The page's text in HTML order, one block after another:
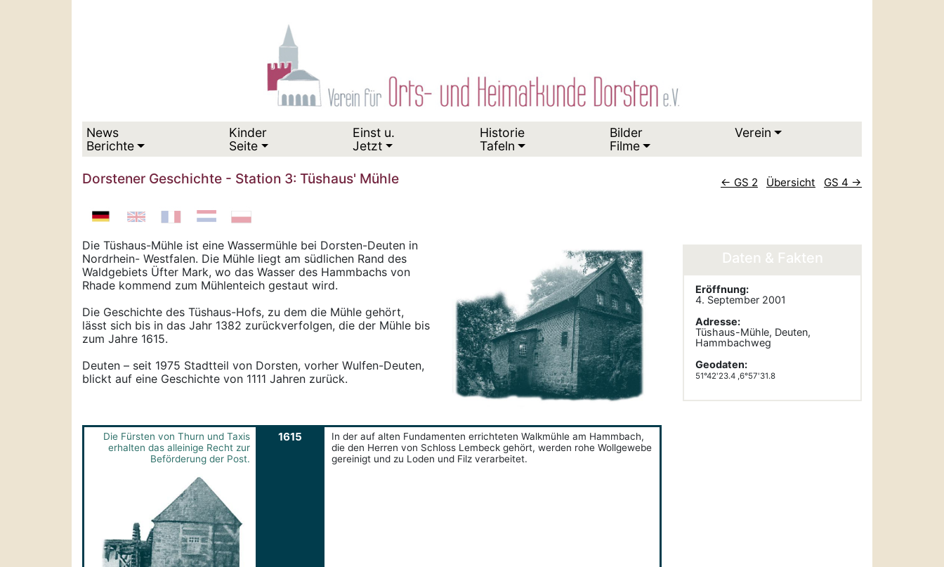
News
Berichte
Kinder
Seite
Einst u.
Jetzt
Historie
Tafeln
Bilder
Filme
Verein
Dorstener Geschichte - Station 3: Tüshaus' Mühle ← GS 2 Übersicht GS 4 →
Die Tüshaus-Mühle ist eine Wassermühle bei Dorsten-Deuten in
Nordrhein- Westfalen. Die Mühle liegt am südlichen Rand des
Waldgebiets Üfter Mark, wo das Wasser des Hammbachs von
Rhade kommend zum Mühlenteich gestaut wird.
Die Geschichte des Tüshaus-Hofs, zu dem die Mühle gehört,
lässt sich bis in das Jahr 1382 zurückverfolgen, die der Mühle bis
zum Jahre 1615.
Deuten – seit 1975 Stadtteil von Dorsten, vorher Wulfen-Deuten,
blickt auf eine Geschichte von 1111 Jahren zurück.
Die Fürsten von Thurn und Taxis
erhalten das alleinige Recht zur
Beförderung der Post.
1615
In der auf alten Fundamenten errichteten Walkmühle am Hammbach,
die den Herren von Schloss Lembeck gehört, werden rohe Wollgewebe
gereinigt und zu Loden und Filz verarbeitet.
Daten & Fakten
Eröffnung:
4. September 2001
Adresse:
Tüshaus-Mühle, Deuten,
Hammbachweg
Geodaten:
51°42'23.4 ,6°57'31.8